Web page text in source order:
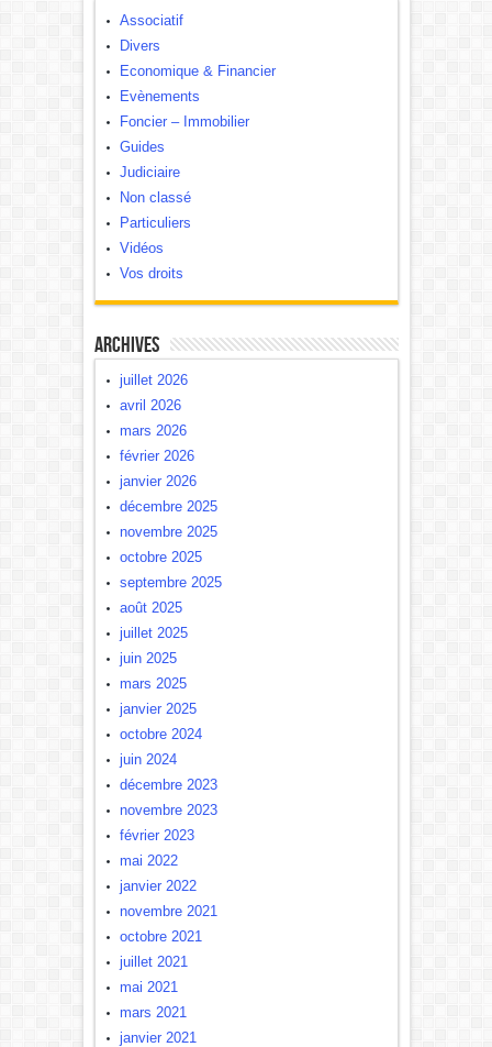
Associatif
Divers
Economique & Financier
Evènements
Foncier – Immobilier
Guides
Judiciaire
Non classé
Particuliers
Vidéos
Vos droits
Archives
juillet 2026
avril 2026
mars 2026
février 2026
janvier 2026
décembre 2025
novembre 2025
octobre 2025
septembre 2025
août 2025
juillet 2025
juin 2025
mars 2025
janvier 2025
octobre 2024
juin 2024
décembre 2023
novembre 2023
février 2023
mai 2022
janvier 2022
novembre 2021
octobre 2021
juillet 2021
mai 2021
mars 2021
janvier 2021